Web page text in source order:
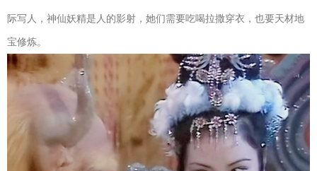
际写人，神仙妖精是人的影射，她们需要吃喝拉撒穿衣，也要天材地
宝修炼。